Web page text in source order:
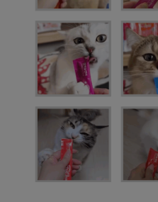
페이코 라이